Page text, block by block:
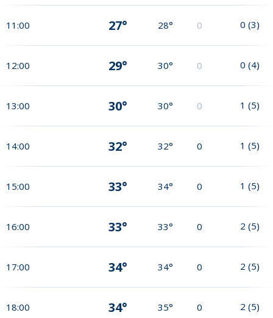
11:00 27° 28° 0 0 (3)
12:00 29° 30° 0 0 (4)
13:00 30° 30° 0 1 (5)
14:00 32° 32° 0 1 (5)
15:00 33° 34° 0 1 (5)
16:00 33° 33° 0 2 (5)
17:00 34° 34° 0 2 (5)
18:00 34° 35° 0 2 (5)